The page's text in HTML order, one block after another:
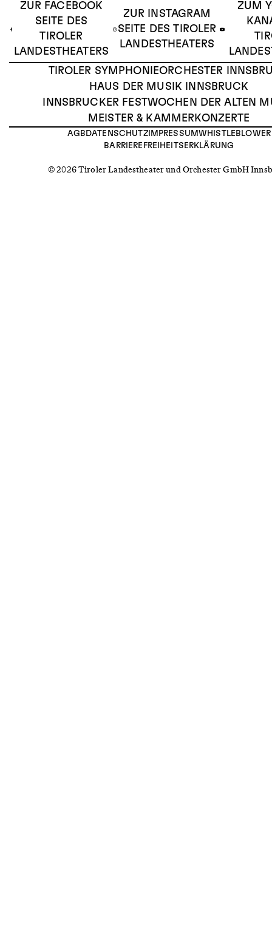
ZUR FACEBOOK
SEITE DES
TIROLER
LANDESTHEATERS
ZUR INSTAGRAM
SEITE DES TIROLER
LANDESTHEATERS
ZUM
TIROLER SYMPHONIEORCHESTER
HAUS DER MUSIK INNSBRUCK
INNSBRUCKER FESTWOCHEN DER ALTEN
MEISTER & KAMMERKONZERTE
AGB DATENSCHUTZIMPRESSUMWHISTLEBLOWER
BARRIEREFREIHEITSERKLÄRUNG
© 2026 Tiroler Landestheater und Orchester GmbH